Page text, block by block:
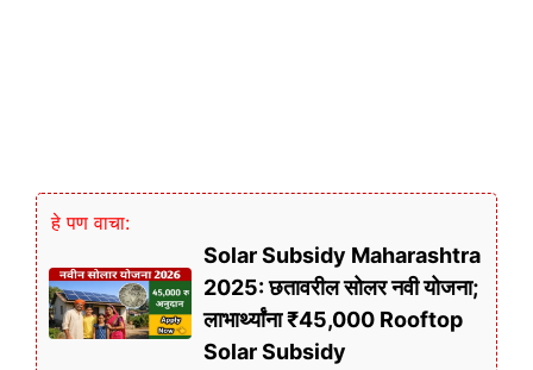
हे पण वाचा:
Solar Subsidy Maharashtra
2025: छतावरील सोलर नवी योजना;
लाभार्थ्यांना ₹45,000 Rooftop
Solar Subsidy